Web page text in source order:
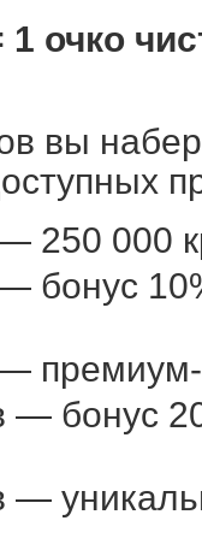
очко
вы
250 000
бонус
премиум-
— бонус
—